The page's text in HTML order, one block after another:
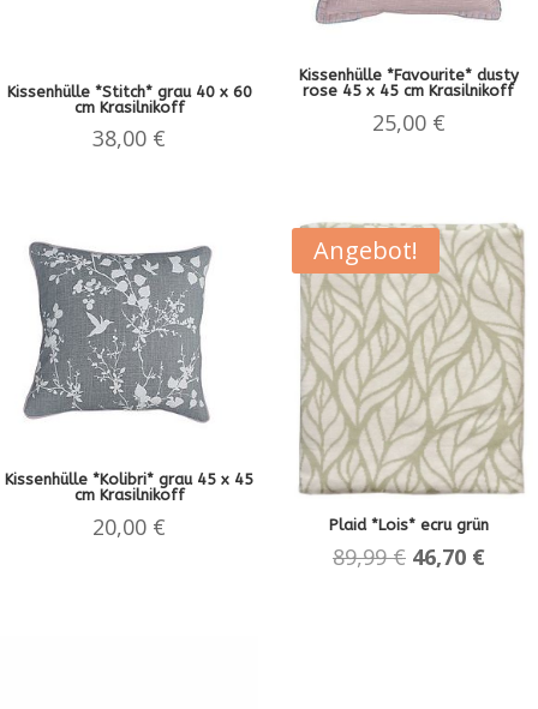
Kissenhülle *Stitch* grau 40 x 60
cm Krasilnikoff
38,00 €
Kissenhülle *Favourite* dusty
rose 45 x 45 cm Krasilnikoff
25,00 €
Kissenhülle *Kolibri* grau 45 x 45
cm Krasilnikoff
20,00 €
Angebot!
Plaid *Lois* ecru grün
89,99€ 46,70 €